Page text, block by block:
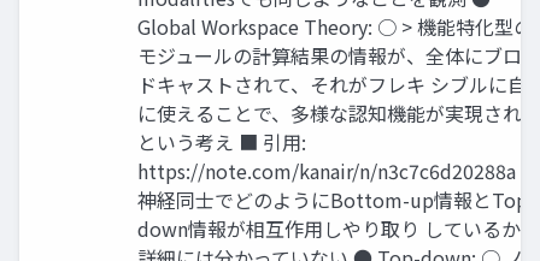
Global Workspace Theory: ○ > 機能特化型の
モジュールの計算結果の情報が、全体にブロー
ドキャストされて、それがフレキ シブルに自
に使えることで、多様な認知機能が実現される
という考え ■ 引用:
https://note.com/kanair/n/n3c7c6d20288a ●
神経同士でどのようにBottom-up情報とTop-
down情報が相互作用しやり取り しているかは